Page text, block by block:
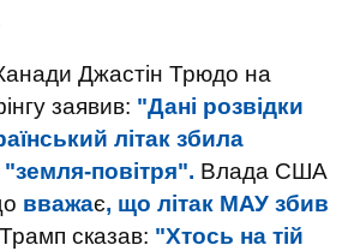
Джастін Трюдо на
заявив: "Дані розвідки
літак збила
"земля-повітря". Влада США
вважає, що літак МАУ збив
сказав: "Хтось на тій